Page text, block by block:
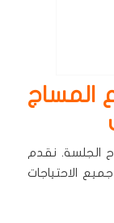
المساج
الجلسة. نقدم
الاحتياجات